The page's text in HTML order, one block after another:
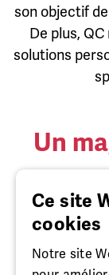
son objectif
De plus,
solutions
Un
Consultez
Ce site
cookies
Notre site